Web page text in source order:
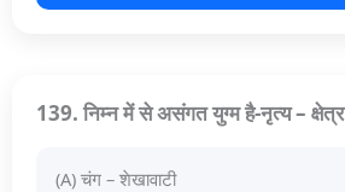
139. निम्न में से असंगत युग्म है-नृत्य – क्षेत्र
(A) चंग – शेखावाटी